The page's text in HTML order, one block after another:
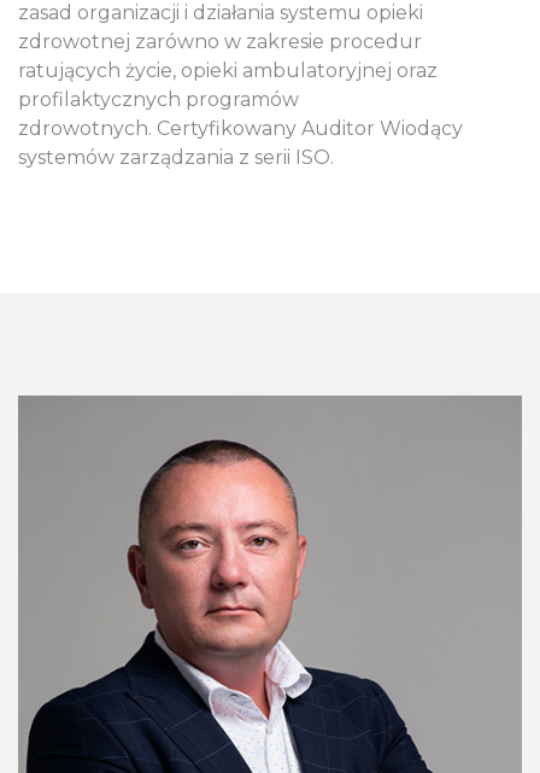
zasad organizacji i działania systemu opieki
zdrowotnej zarówno w zakresie procedur
ratujących życie, opieki ambulatoryjnej oraz
profilaktycznych programów
zdrowotnych. Certyfikowany Auditor Wiodący
systemów zarządzania z serii ISO.